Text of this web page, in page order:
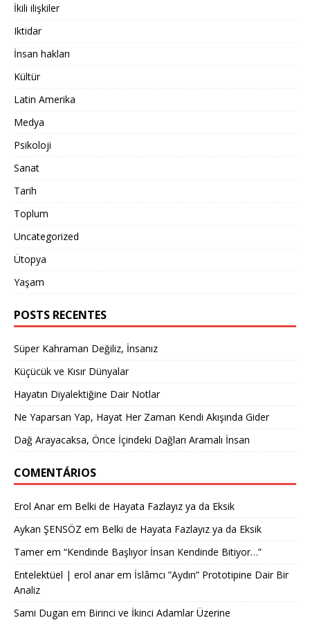
İkili ilişkiler
Iktidar
İnsan hakları
Kültür
Latin Amerika
Medya
Psikoloji
Sanat
Tarih
Toplum
Uncategorized
Ütopya
Yaşam
POSTS RECENTES
Süper Kahraman Değiliz, İnsanız
Küçücük ve Kısır Dünyalar
Hayatın Diyalektiğine Dair Notlar
Ne Yaparsan Yap, Hayat Her Zaman Kendi Akışında Gider
Dağ Arayacaksa, Önce İçindeki Dağları Aramalı İnsan
COMENTÁRIOS
Erol Anarem Belki de Hayata Fazlayız ya da Eksik
Aykan ŞENSÖZ em Belki de Hayata Fazlayız ya da Eksik
Tamerem “Kendinde Başlıyor İnsan Kendinde Bitiyor…”
Entelektüel | erol anarem İslâmcı ”Aydın” Prototipine Dair Bir
Analiz
Sami Dugan em Birinci ve İkinci Adamlar Üzerine